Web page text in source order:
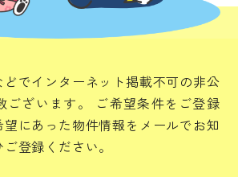
でインターネット掲載不可の非公
ざいます。
ご希望条件をご登録
にあった物件情報をメールでお知
登録ください。